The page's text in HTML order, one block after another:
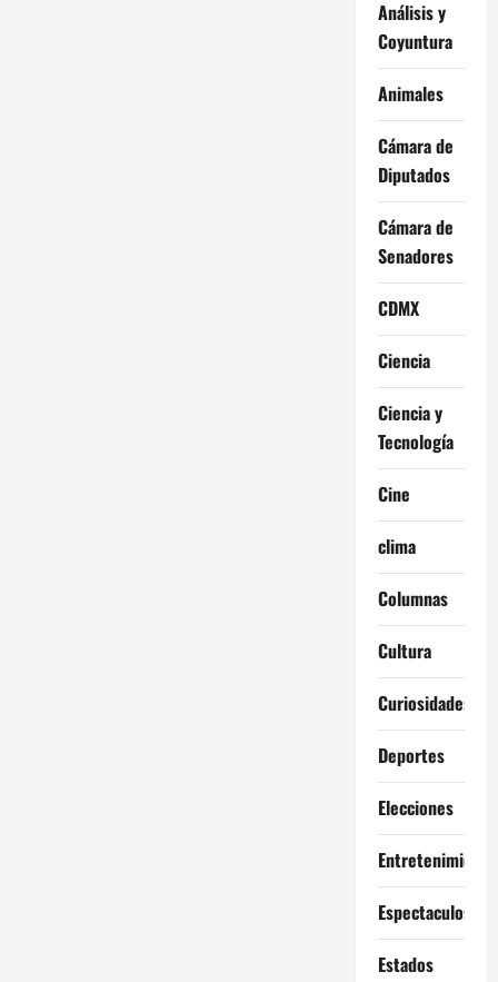
Análisis y
Coyuntura
Animales
Cámara de
Diputados
Cámara de
Senadores
CDMX
Ciencia
Ciencia y
Tecnología
Cine
clima
Columnas
Cultura
Curiosidades
Deportes
Elecciones
Entretenimiento
Espectaculos
Estados